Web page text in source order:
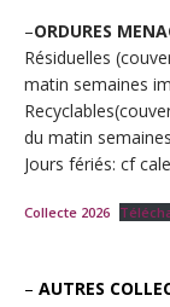
–ORDURES
Résiduelles
matin semaines
du matin
Jours fériés: cf
Collecte 2026
– AUTRES